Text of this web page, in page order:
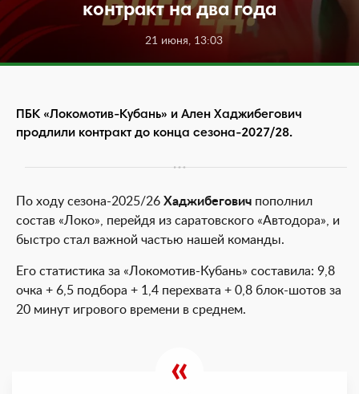
контракт на два года
21 июня, 13:03
ПБК «Локомотив-Кубань» и Ален Хаджибегович
продлили контракт до конца сезона-2027/28.
По ходу сезона-2025/26 Хаджибегович пополнил
состав «Локо», перейдя из саратовского «Автодора», и
быстро стал важной частью нашей команды.
Его статистика за «Локомотив-Кубань» составила: 9,8
очка + 6,5 подбора + 1,4 перехвата + 0,8 блок-шотов за
20 минут игрового времени в среднем.